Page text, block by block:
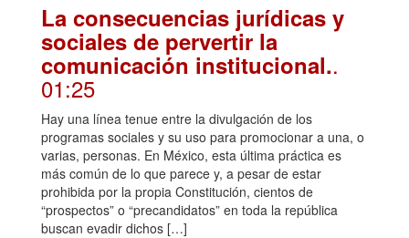
La consecuencias jurídicas y
sociales de pervertir la
comunicación institucional..
01:25
Hay una línea tenue entre la divulgación de los
programas sociales y su uso para promocionar a una, o
varias, personas. En México, esta última práctica es
más común de lo que parece y, a pesar de estar
prohibida por la propia Constitución, cientos de
“prospectos” o “precandidatos” en toda la república
buscan evadir dichos […]